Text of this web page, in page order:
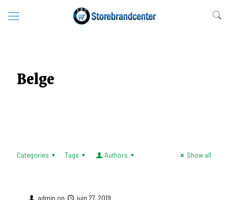
Belge
Categories Tags Authors Show all
admin on juin 27, 2019